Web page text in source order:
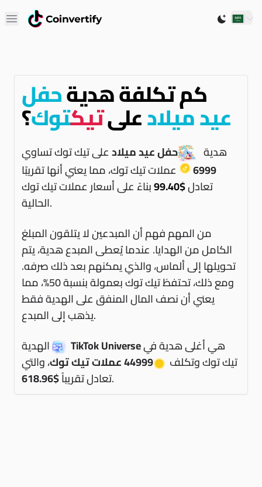
Open main menu Switch
كم تكلفة هديةحفل
عيد ميلادعلىتيكتوك؟
هدية حفل عيد ميلادعلى تيك توك تساوي
6999
عملات تيك توك، مما يعني أنها تقريبًا
تعادل$99.40
بناءً على أسعار عملات تيك توك
الحالية.
من المهم فهم أن المبدعين لا يتلقون المبلغ
الكامل من الهدايا. عندما يُعطى المبدع هدية، يتم
تحويلها إلى ألماس، والذي يمكنهم بعد ذلك صرفه.
ومع ذلك، تحتفظ تيك توك بعمولة بنسبة 50%، مما
يعني أن نصف المال المنفق على الهدية فقط
يذهب إلى المبدع.
TikTok Universe
تيك توك وتكلف
44999 عملات تيك توك
، والتي
تعادل تقريباً$618.96 .